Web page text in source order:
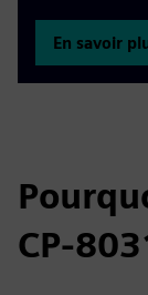
En savoir
CP-